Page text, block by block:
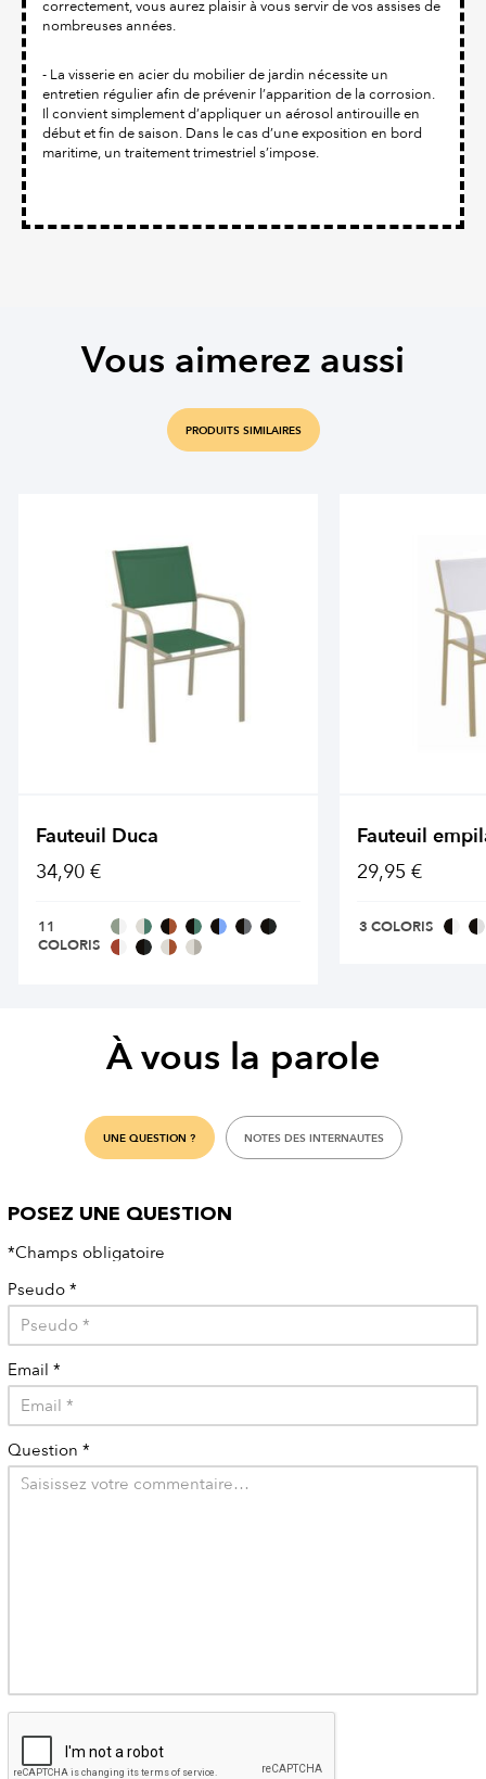
correctement, vous aurez plaisir à vous servir de vos assises de
nombreuses années.
- La visserie en acier du mobilier de jardin nécessite un
entretien régulier afin de prévenir l’apparition de la corrosion.
Il convient simplement d’appliquer un aérosol antirouille en
début et fin de saison. Dans le cas d’une exposition en bord
maritime, un traitement trimestriel s’impose.
Vous aimerez aussi
PRODUITS SIMILAIRES
Fauteuil Duca
34,90 €
11
COLORIS
Fauteuil
29,95 €
3 COLORIS
À vous la parole
UNE QUESTION ? NOTES DES INTERNAUTES
POSEZ UNE QUESTION
*Champs obligatoire
Pseudo *
Email *
Question *